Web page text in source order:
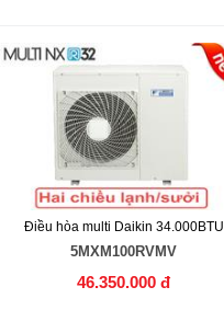
Điều hòa multi Daikin 34.000BTU
5MXM100RVMV
46.350.000 đ